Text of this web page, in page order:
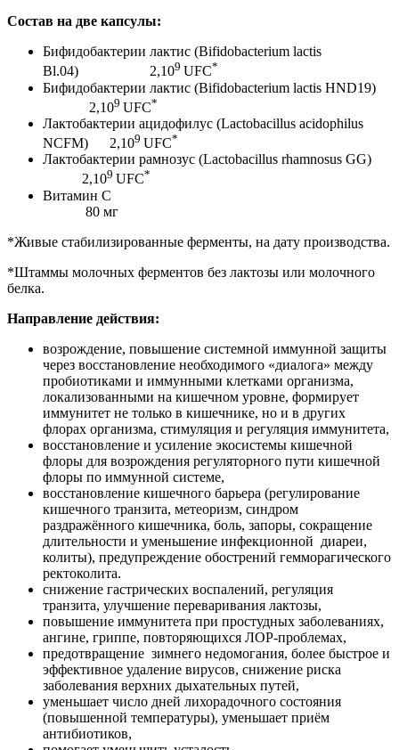
Состав на две капсулы:
Бифидобактерии лактис (Bifidobacterium lactis
Bl.04) 2,109 UFC*
Бифидобактерии лактис (Bifidobacterium lactis HND19)
2,109 UFC*
Лактобактерии ацидофилус (Lactobacillus acidophilus
NCFM) 2,109 UFC*
Лактобактерии рамнозус (Lactobacillus rhamnosus GG)
2,109 UFC*
Витамин С
80 мг
*Живые стабилизированные ферменты, на дату производства.
*Штаммы молочных ферментов без лактозы или молочного
белка.
Направление действия:
возрождение, повышение системной иммунной защиты
через восстановление необходимого «диалога» между
пробиотиками и иммунными клетками организма,
локализованными на кишечном уровне, формирует
иммунитет не только в кишечнике, но и в других
флорах организма, стимуляция и регуляция иммунитета,
восстановление и усиление экосистемы кишечной
флоры для возрождения регуляторного пути кишечной
флоры по иммунной системе,
восстановление кишечного барьера (регулирование
кишечного транзита, метеоризм, синдром
раздражённого кишечника, боль, запоры, сокращение
длительности и уменьшение инфекционной диареи,
колиты), предупреждение обострений гемморагического
ректоколита.
снижение гастрических воспалений, регуляция
транзита, улучшение переваривания лактозы,
повышение иммунитета при простудных заболеваниях,
ангине, гриппе, повторяющихся ЛОР-проблемах,
предотвращение зимнего недомогания, более быстрое и
эффективное удаление вирусов, снижение риска
заболевания верхних дыхательных путей,
уменьшает число дней лихорадочного состояния
(повышенной температуры), уменьшает приём
антибиотиков,